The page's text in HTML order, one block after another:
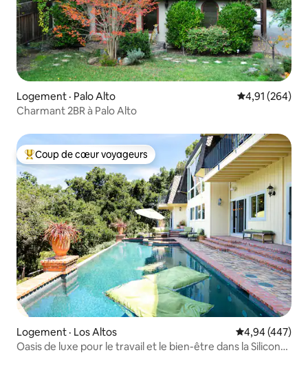
Logement · Palo Alto Note
4,91 (264)
Charmant 2BR à Palo Alto
Coup de cœur voyageurs parmi les plus aimés
Coup de cœur voyageurs
Logement · Los Altos Note
4,94 (447)
Oasis de luxe pour le travail et le bien-être dans la Silicon